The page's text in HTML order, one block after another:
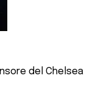
del Chelsea